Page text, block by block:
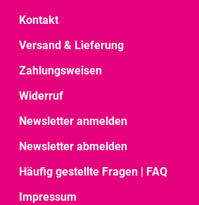
Kontakt
Versand & Lieferung
Zahlungsweisen
Widerruf
Newsletter anmelden
Newsletter abmelden
Häufig gestellte Fragen | FAQ
Impressum